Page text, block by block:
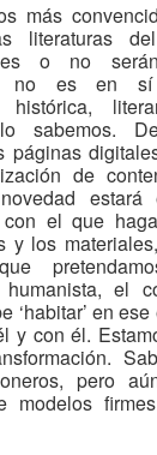
más
literaturas
o no
no es en
histórica,
sabemos.
páginas
de
el que
y los
el
‘habitar’ en
y con él.
pero
modelos